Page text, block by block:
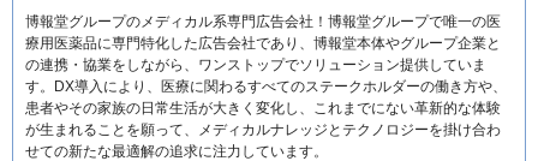
博報堂グループのメディカル系専門広告会社！博報堂グループで唯一の医
療用医薬品に専門特化した広告会社であり、博報堂本体やグループ企業と
の連携・協業をしながら、ワンストップでソリューション提供していま
す。DX導入により、医療に関わるすべてのステークホルダーの働き方や、
患者やその家族の日常生活が大きく変化し、これまでにない革新的な体験
が生まれることを願って、メディカルナレッジとテクノロジーを掛け合わ
せての新たな最適解の追求に注力しています。